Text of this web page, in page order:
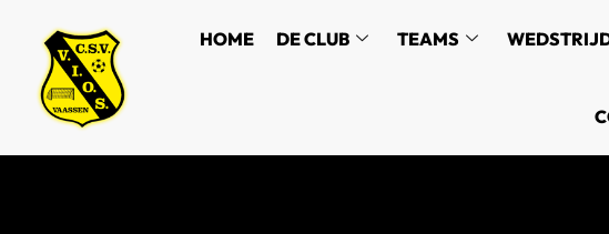
HOME DE CLUB TEAMS